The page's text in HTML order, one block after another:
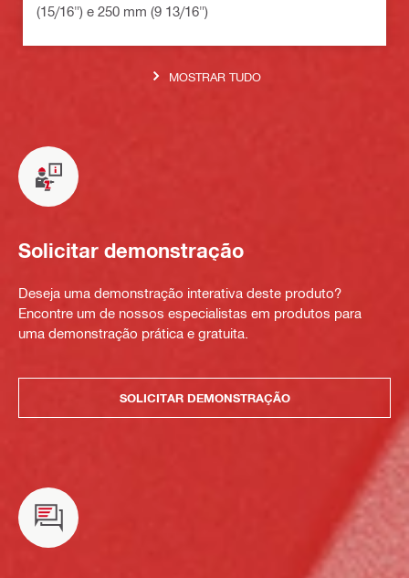
(15/16") e 250 mm (9 13/16")
MOSTRAR TUDO
Solicitar demonstração
Deseja uma demonstração interativa deste produto?
Encontre um de nossos especialistas em produtos para
uma demonstração prática e gratuita.
SOLICITAR DEMONSTRAÇÃO